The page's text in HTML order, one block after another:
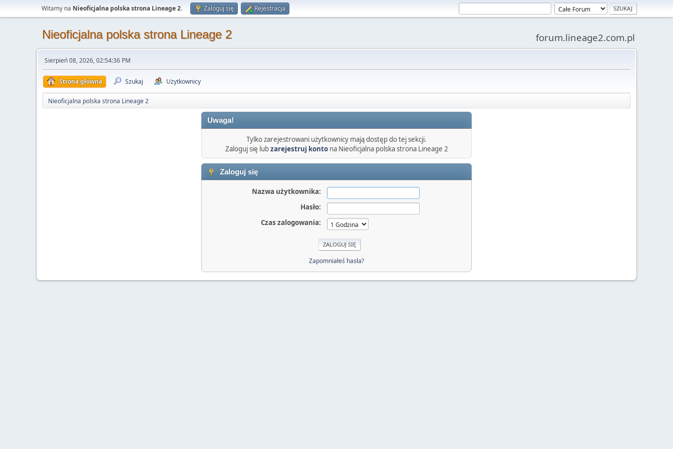
Witamy na Nieoficjalna polska strona Lineage 2. Zaloguj się Rejestracja
Nieoficjalna polska strona Lineage 2 forum.lineage2.com.pl
Sierpień 08, 2026, 02:54:36 PM
Strona główna Szukaj Użytkownicy
Nieoficjalna polska strona Lineage 2
Uwaga!
Tylko zarejestrowani użytkownicy mają dostęp do tej sekcji.
Zaloguj się lubzarejestruj kontona Nieoficjalna polska strona Lineage 2
Zaloguj się
Nazwa użytkownika:
Hasło:
Czas zalogowania:
Zapomniałeś hasła?